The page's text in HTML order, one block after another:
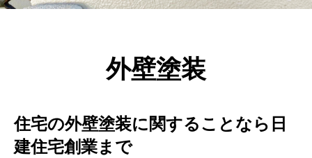
外壁塗装
住宅の外壁塗装に関することなら日
建住宅創業まで